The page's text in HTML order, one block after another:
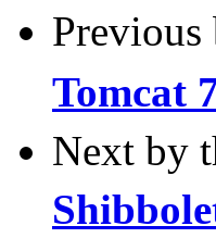
Previous
Tomcat
Next by